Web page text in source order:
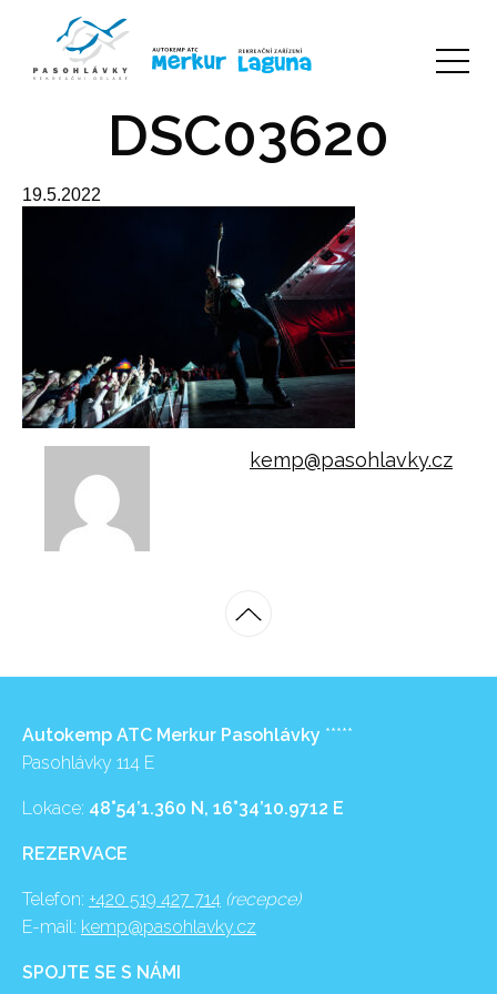
DSC03620
19.5.2022
kemp@pasohlavky.cz
Autokemp ATC Merkur Pasohlávky *****
Pasohlávky 114 E
Lokace: 48°54’1.360 N, 16°34’10.9712 E
REZERVACE
Telefon: +420 519 427 714 (recepce)
E-mail: kemp@pasohlavky.cz
SPOJTE SE S NÁMI